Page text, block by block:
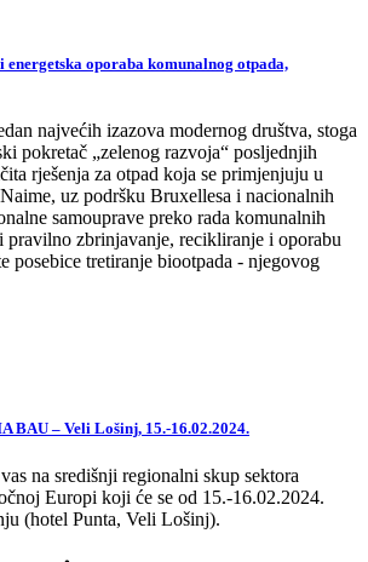
oporaba komunalnog otpada,
najvećih izazova modernog društva, stoga
pokretač „zelenog razvoja“ posljednjih
rješenja za otpad koja se primjenjuju u
uz podršku Bruxellesa i nacionalnih
samouprave preko rada komunalnih
pravilno zbrinjavanje, recikliranje i oporabu
posebice tretiranje biootpada - njegovog
BAU – Veli Lošinj, 15.-16.02.2024.
na središnji regionalni skup sektora
Europi koji će se od 15.-16.02.2024.
(hotel Punta, Veli Lošinj).